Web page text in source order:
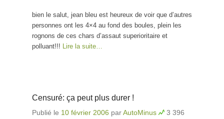
bien le salut, jean bleu est heureux de voir que d’autres
personnes ont les 4×4 au fond des boules, plein les
rognons de ces chars d’assaut superioritaire et
polluant!!! Lire la suite…
Censuré: ça peut plus durer !
Publié le 10 février 2006 parAutoMinus
3 396